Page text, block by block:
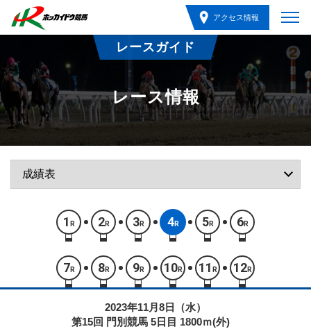
アクセス情報
レースガイド
レース情報
1 R 2R 3R 4R 5R 6R
7 R 8R 9R 10R 11 R 12R
2023年11月8日（水）
第15回 門別競馬 5日目 1800ｍ(外)